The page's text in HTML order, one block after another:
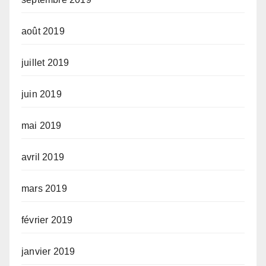
août 2019
juillet 2019
juin 2019
mai 2019
avril 2019
mars 2019
février 2019
janvier 2019